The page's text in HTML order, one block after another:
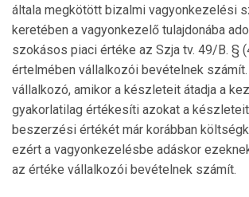
általa megkötött bizalmi vagyonkezelési
keretében a vagyonkezelő tulajdonába
szokásos piaci értéke az Szja tv. 49/B. §
értelmében vállalkozói bevételnek
vállalkozó, amikor a készleteit átadja a
gyakorlatilag értékesíti azokat a
beszerzési értékét már korábban
ezért a vagyonkezelésbe adáskor
az értéke vállalkozói bevételnek számít.